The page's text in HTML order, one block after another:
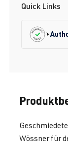
Quick Links
Wössner für